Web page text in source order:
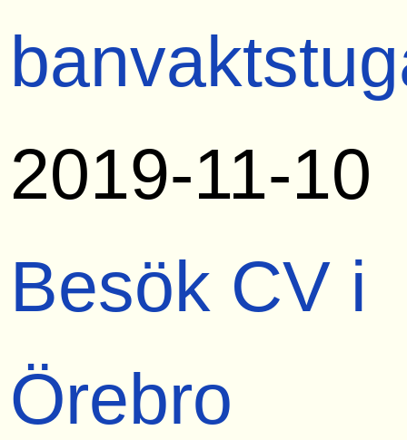
2019-11-10
Besök CV i
Örebro